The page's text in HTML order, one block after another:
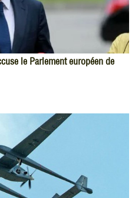
le Parlement européen de